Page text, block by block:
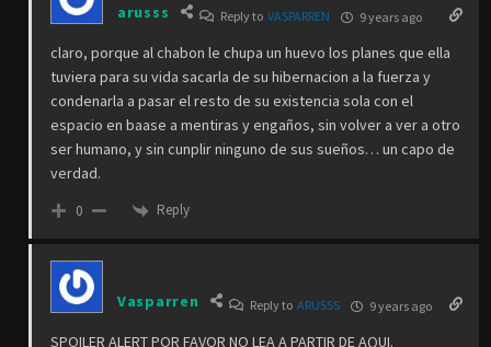
arusss Reply toVASPARREN 9 years ago
claro, porque al chabon le chupa un huevo los planes que ella
tuviera para su vida sacarla de su hibernacion a la fuerza y
condenarla a pasar el resto de su existencia sola con el
espacio en baase a mentiras y engaños, sin volver a ver a otro
ser humano, y sin cunplir ninguno de sus sueños… un capo de
verdad.
0 Reply
Vasparren Reply toARUSSS 9 years ago
SPOILER ALERT POR FAVOR NO LEA A PARTIR DE AQUI.